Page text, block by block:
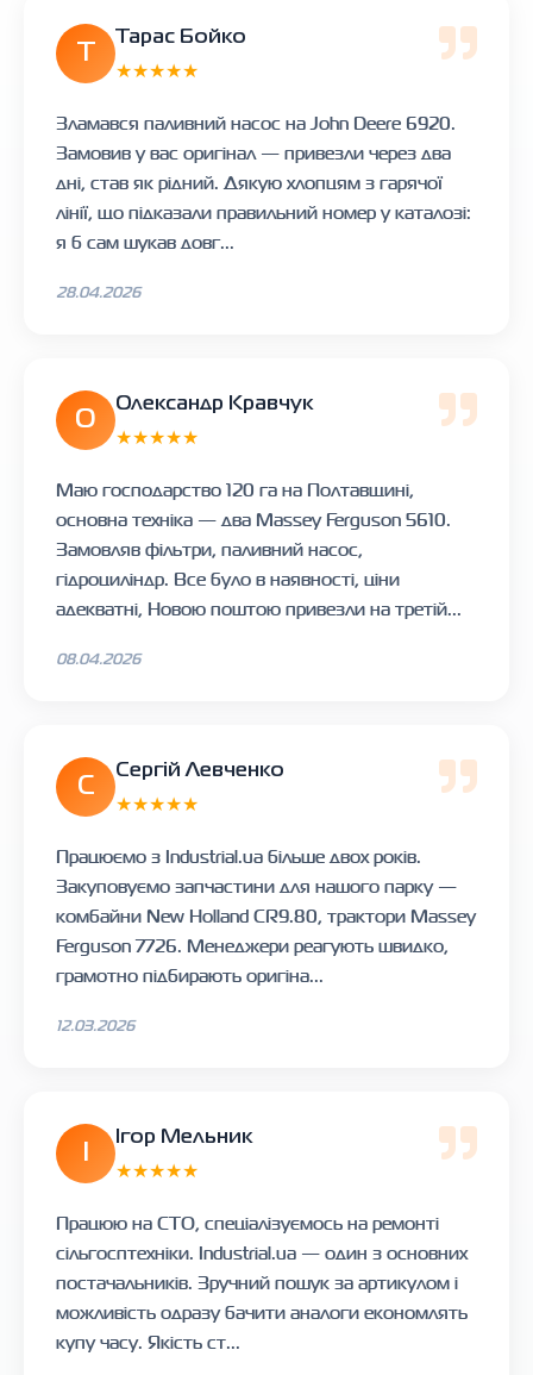
Тарас Бойко
★★★★★
Зламався паливний насос на John Deere 6920.
Замовив у вас оригінал — привезли через два
дні, став як рідний. Дякую хлопцям з гарячої
лінії, що підказали правильний номер у каталозі:
я б сам шукав довг...
28.04.2026
О
Олександр Кравчук
★★★★★
Маю господарство 120 га на Полтавщині,
основна техніка — два Massey Ferguson 5610.
Замовляв фільтри, паливний насос,
гідроциліндр. Все було в наявності, ціни
адекватні, Новою поштою привезли на третій...
08.04.2026
С
Сергій Левченко
★★★★★
Працюємо з Industrial.ua більше двох років.
Закуповуємо запчастини для нашого парку —
комбайни New Holland CR9.80, трактори Massey
Ferguson 7726. Менеджери реагують швидко,
грамотно підбирають оригіна...
12.03.2026
Ігор Мельник
★★★★★
Працюю на СТО, спеціалізуємось на ремонті
сільгосптехніки. Industrial.ua — один з основних
постачальників. Зручний пошук за артикулом і
можливість одразу бачити аналоги економлять
купу часу. Якість ст...